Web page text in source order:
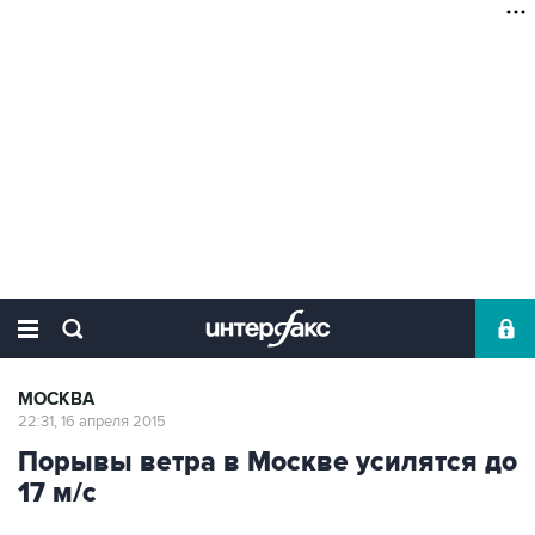
МОСКВА
22:31, 16 апреля 2015
Порывы ветра в Москве усилятся до
17 м/с